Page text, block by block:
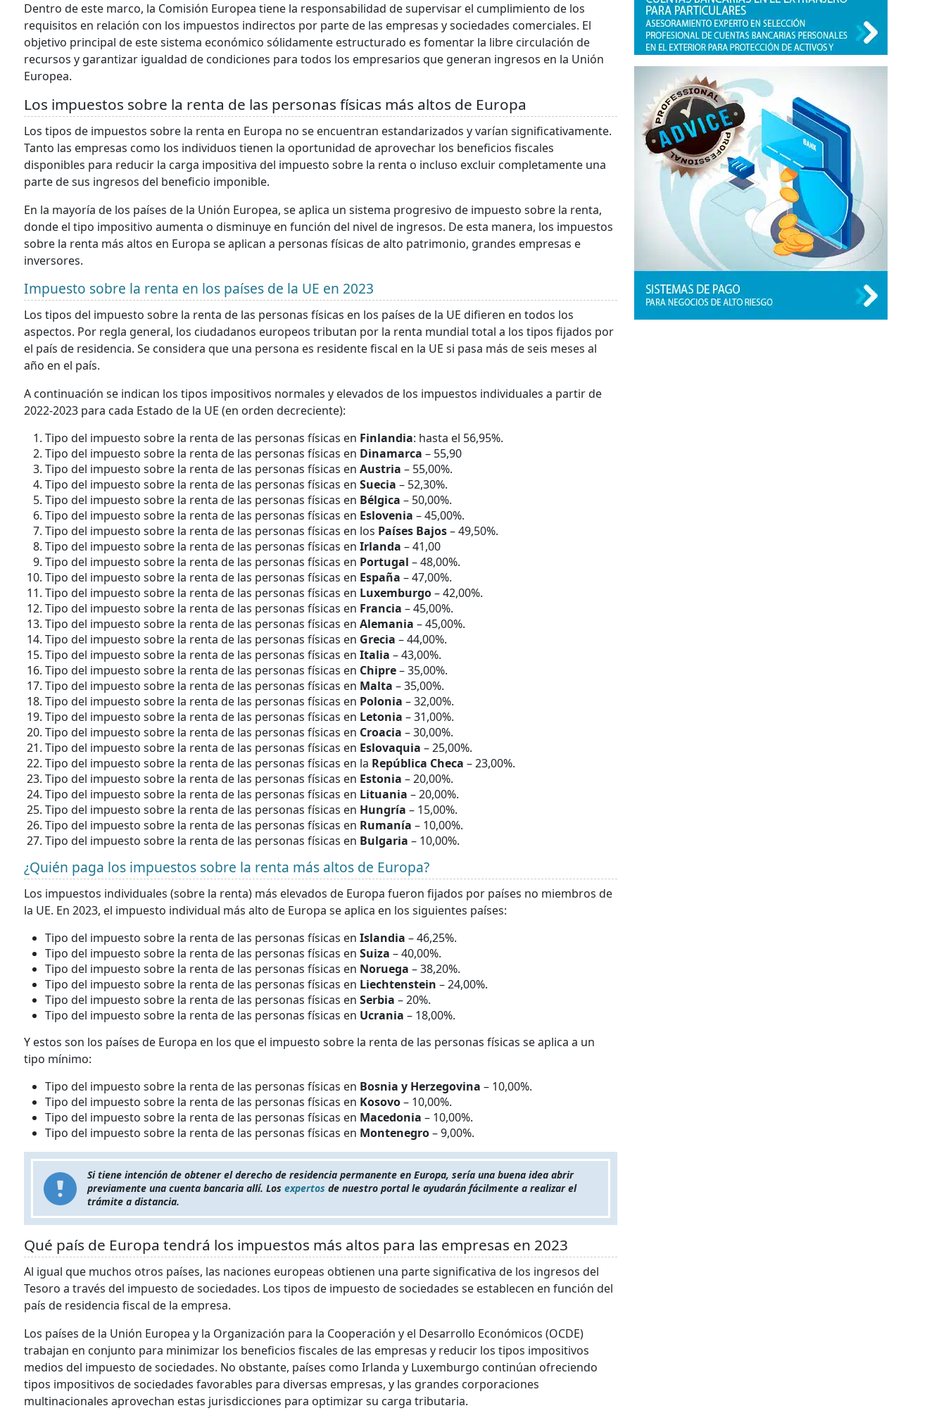
Dentro de este marco, la Comisión Europea tiene la responsabilidad de supervisar el cumplimiento de los
requisitos en relación con los impuestos indirectos por parte de las empresas y sociedades comerciales. El
objetivo principal de este sistema económico sólidamente estructurado es fomentar la libre circulación de
recursos y garantizar igualdad de condiciones para todos los empresarios que generan ingresos en la Unión
Europea.
Los impuestos sobre la renta de las personas físicas más altos de Europa
Los tipos de impuestos sobre la renta en Europa no se encuentran estandarizados y varían significativamente.
Tanto las empresas como los individuos tienen la oportunidad de aprovechar los beneficios fiscales
disponibles para reducir la carga impositiva del impuesto sobre la renta o incluso excluir completamente una
parte de sus ingresos del beneficio imponible.
En la mayoría de los países de la Unión Europea, se aplica un sistema progresivo de impuesto sobre la renta,
donde el tipo impositivo aumenta o disminuye en función del nivel de ingresos. De esta manera, los impuestos
sobre la renta más altos en Europa se aplican a personas físicas de alto patrimonio, grandes empresas e
inversores.
Impuesto sobre la renta en los países de la UE en 2023
Los tipos del impuesto sobre la renta de las personas físicas en los países de la UE difieren en todos los
aspectos. Por regla general, los ciudadanos europeos tributan por la renta mundial total a los tipos fijados por
el país de residencia. Se considera que una persona es residente fiscal en la UE si pasa más de seis meses al
año en el país.
A continuación se indican los tipos impositivos normales y elevados de los impuestos individuales a partir de
2022-2023 para cada Estado de la UE (en orden decreciente):
Tipo del impuesto sobre la renta de las personas físicas en Finlandia: hasta el 56,95%.
Tipo del impuesto sobre la renta de las personas físicas en Dinamarca – 55,90
Tipo del impuesto sobre la renta de las personas físicas en Austria – 55,00%.
Tipo del impuesto sobre la renta de las personas físicas en Suecia – 52,30%.
Tipo del impuesto sobre la renta de las personas físicas en Bélgica – 50,00%.
Tipo del impuesto sobre la renta de las personas físicas en Eslovenia – 45,00%.
Tipo del impuesto sobre la renta de las personas físicas en los Países Bajos– 49,50%.
Tipo del impuesto sobre la renta de las personas físicas en Irlanda – 41,00
Tipo del impuesto sobre la renta de las personas físicas en Portugal – 48,00%.
Tipo del impuesto sobre la renta de las personas físicas en España – 47,00%.
Tipo del impuesto sobre la renta de las personas físicas en Luxemburgo– 42,00%.
Tipo del impuesto sobre la renta de las personas físicas en Francia – 45,00%.
Tipo del impuesto sobre la renta de las personas físicas en Alemania – 45,00%.
Tipo del impuesto sobre la renta de las personas físicas en Grecia – 44,00%.
Tipo del impuesto sobre la renta de las personas físicas en Italia – 43,00%.
Tipo del impuesto sobre la renta de las personas físicas en Chipre– 35,00%.
Tipo del impuesto sobre la renta de las personas físicas en Malta – 35,00%.
Tipo del impuesto sobre la renta de las personas físicas en Polonia – 32,00%.
Tipo del impuesto sobre la renta de las personas físicas en Letonia – 31,00%.
Tipo del impuesto sobre la renta de las personas físicas en Croacia – 30,00%.
Tipo del impuesto sobre la renta de las personas físicas en Eslovaquia – 25,00%.
Tipo del impuesto sobre la renta de las personas físicas en la República Checa – 23,00%.
Tipo del impuesto sobre la renta de las personas físicas en Estonia – 20,00%.
Tipo del impuesto sobre la renta de las personas físicas en Lituania – 20,00%.
Tipo del impuesto sobre la renta de las personas físicas en Hungría – 15,00%.
Tipo del impuesto sobre la renta de las personas físicas en Rumanía – 10,00%.
Tipo del impuesto sobre la renta de las personas físicas en Bulgaria – 10,00%.
¿Quién paga los impuestos sobre la renta más altos de Europa?
Los impuestos individuales (sobre la renta) más elevados de Europa fueron fijados por países no miembros de
la UE. En 2023, el impuesto individual más alto de Europa se aplica en los siguientes países:
Tipo del impuesto sobre la renta de las personas físicas en Islandia – 46,25%.
Tipo del impuesto sobre la renta de las personas físicas en Suiza – 40,00%.
Tipo del impuesto sobre la renta de las personas físicas en Noruega – 38,20%.
Tipo del impuesto sobre la renta de las personas físicas en Liechtenstein – 24,00%.
Tipo del impuesto sobre la renta de las personas físicas en Serbia – 20%.
Tipo del impuesto sobre la renta de las personas físicas en Ucrania – 18,00%.
Y estos son los países de Europa en los que el impuesto sobre la renta de las personas físicas se aplica a un
tipo mínimo:
Tipo del impuesto sobre la renta de las personas físicas en Bosnia y Herzegovina – 10,00%.
Tipo del impuesto sobre la renta de las personas físicas en Kosovo– 10,00%.
Tipo del impuesto sobre la renta de las personas físicas en Macedonia – 10,00%.
Tipo del impuesto sobre la renta de las personas físicas en Montenegro– 9,00%.
Si tiene intención de obtener el derecho de residencia permanente en Europa, sería una buena idea abrir
previamente una cuenta bancaria allí. Los expertos de nuestro portal le ayudarán fácilmente a realizar el
trámite a distancia.
Qué país de Europa tendrá los impuestos más altos para las empresas en 2023
Al igual que muchos otros países, las naciones europeas obtienen una parte significativa de los ingresos del
Tesoro a través del impuesto de sociedades. Los tipos de impuesto de sociedades se establecen en función del
país de residencia fiscal de la empresa.
Los países de la Unión Europea y la Organización para la Cooperación y el Desarrollo Económicos (OCDE)
trabajan en conjunto para minimizar los beneficios fiscales de las empresas y reducir los tipos impositivos
medios del impuesto de sociedades. No obstante, países como Irlanda y Luxemburgo continúan ofreciendo
tipos impositivos de sociedades favorables para diversas empresas, y las grandes corporaciones
multinacionales aprovechan estas jurisdicciones para optimizar su carga tributaria.